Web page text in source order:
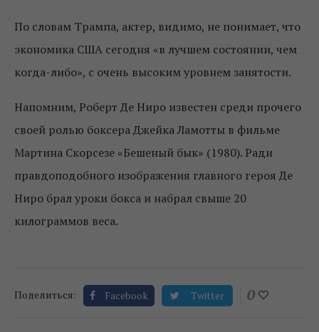
По словам Трампа, актер, видимо, не понимает, что
экономика США сегодня «в лучшем состоянии, чем
когда-либо», с очень высоким уровнем занятости.
Напомним, Роберт Де Ниро известен среди прочего
своей ролью боксера Джейка Ламотты в фильме
Мартина Скорсезе «Бешеный бык» (1980). Ради
правдоподобного изображения главного героя Де
Ниро брал уроки бокса и набрал свыше 20
килограммов веса.
Поделиться: Facebook Twitter 0